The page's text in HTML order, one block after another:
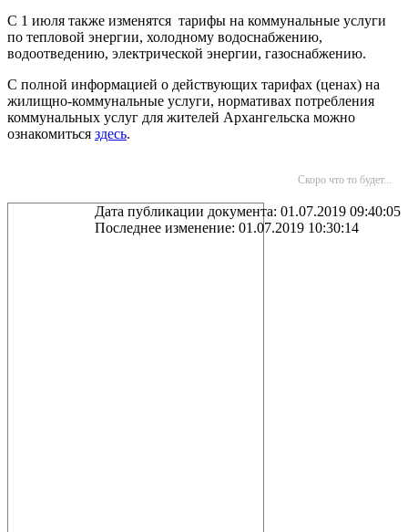
С 1 июля также изменятся тарифы на коммунальные услуги
по тепловой энергии, холодному водоснабжению,
водоотведению, электрической энергии, газоснабжению.
С полной информацией о действующих тарифах (ценах) на
жилищно-коммунальные услуги, нормативах потребления
коммунальных услуг для жителей Архангельска можно
ознакомиться здесь.
Скоро что то будет...
Дата публикации документа: 01.07.2019 09:40:05
Последнее изменение: 01.07.2019 10:30:14